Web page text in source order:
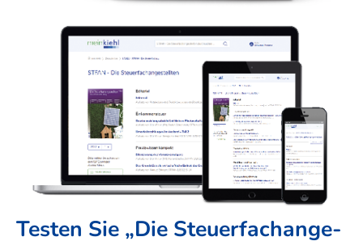
Testen Sie „Die Steuer­fach­ange­